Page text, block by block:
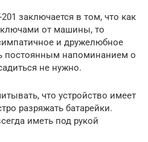
заключается в том, что как
ключами от машины, то
и дружелюбное
постоянным напоминанием о
не нужно.
что устройство имеет
разряжать батарейки.
иметь под рукой